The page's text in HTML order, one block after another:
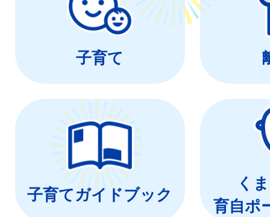
子育て
子育てガイドブック
く
育自ポ